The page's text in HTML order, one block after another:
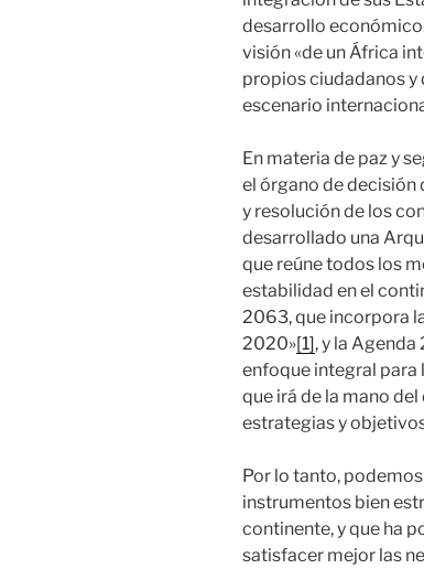
desarrollo
visión «de un África
propios ciudadanos y
escenario
En materia de paz y
el órgano de decisión
y resolución de los
desarrollado una
que reúne todos los
estabilidad en el
2063, que incorpora
2020»[1], y la
enfoque integral para
que irá de la mano
estrategias y
Por lo tanto,
instrumentos bien
continente, y que ha
satisfacer mejor las